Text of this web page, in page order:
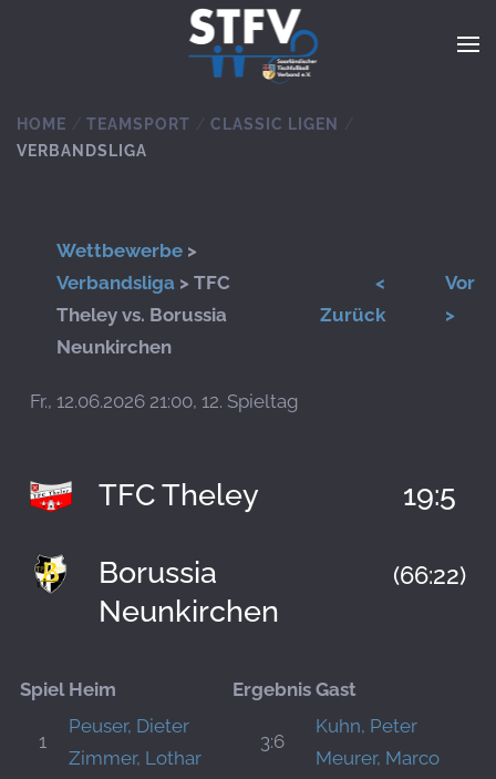
Zum Hauptinhalt springen
HOME TEAMSPORT
CLASSIC LIGEN
VERBANDSLIGA
Wettbewerbe >
Verbandsliga > TFC
Theley vs. Borussia
Neunkirchen
<
Zurück
Vor
>
Fr., 12.06.2026 21:00, 12. Spieltag
TFC Theley 19:5
(66:22)
Borussia
Neunkirchen
Spiel Heim Ergebnis Gast
1
Peuser, Dieter
Zimmer, Lothar
3:6
Kuhn, Peter
Meurer, Marco